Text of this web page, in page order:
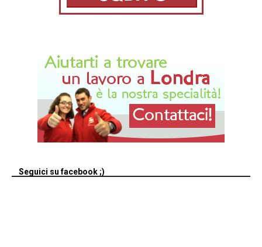
Seguici su facebook ;)